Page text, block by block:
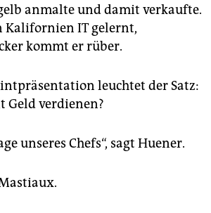
anmalte und damit verkaufte.
Kalifornien IT gelernt,
kommt er rüber.
leuchtet der Satz:
Geld verdienen?
unseres Chefs“, sagt Huener.